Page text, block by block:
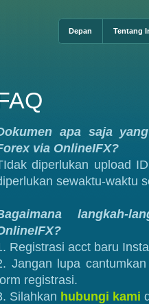
Tentang
Depan
apa saja
via OnlineIFX?
diperlukan upload
sewaktu-waktu
langkah-
Registrasi acct baru
Jangan lupa
registrasi.
Silahkan hubungi kami